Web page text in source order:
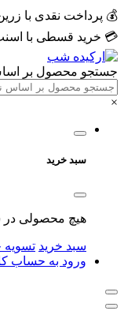
💰 پرداخت نقدی با زرین‌پال = ۱۵٪
💳 خرید قسطی با اسنپ‌پی =
جستجو محصول بر اساس
×
سبد خرید
هیچ محصولی در
سبد خرید
ورود به حساب